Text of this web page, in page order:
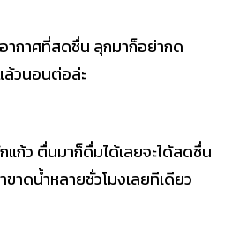
ากาศที่สดชื่น ลุกมาก็อย่ากด
วนอนต่อล่ะ
แก้ว ตื่นมาก็ดื่มได้เลยจะได้สดชื่น
ขาดน้ำหลายชั่วโมงเลยทีเดียว